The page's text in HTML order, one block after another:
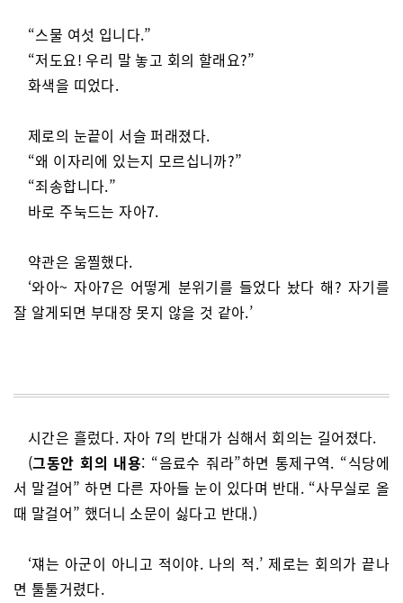
“스물 여섯 입니다.”
“저도요! 우리 말 놓고 회의 할래요?”
화색을 띠었다.
제로의 눈끝이 서슬 퍼래졌다.
“왜 이자리에 있는지 모르십니까?”
“죄송합니다.”
바로 주눅드는 자아7.
약관은 움찔했다.
‘와아~ 자아7은 어떻게 분위기를 들었다 놨다 해? 자기를
잘 알게되면 부대장 못지 않을 것 같아.’
시간은 흘렀다. 자아 7의 반대가 심해서 회의는 길어졌다.
(그동안 회의 내용: “음료수 줘라”하면 통제구역. “식당에
서 말걸어” 하면 다른 자아들 눈이 있다며 반대. “사무실로 올
때 말걸어” 했더니 소문이 싫다고 반대.)
‘쟤는 아군이 아니고 적이야. 나의 적.’ 제로는 회의가 끝나
면 툴툴거렸다.